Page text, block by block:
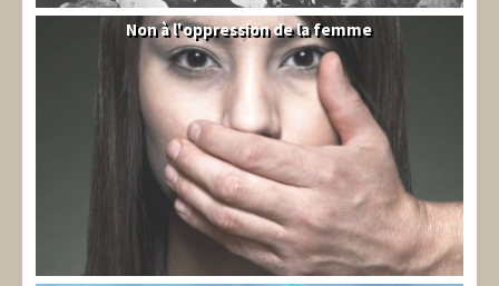
Syrie
Non à l'oppression de la femme